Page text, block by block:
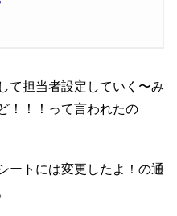
て担当者設定していく〜み
！！！って言われたの
ートには変更したよ！の通